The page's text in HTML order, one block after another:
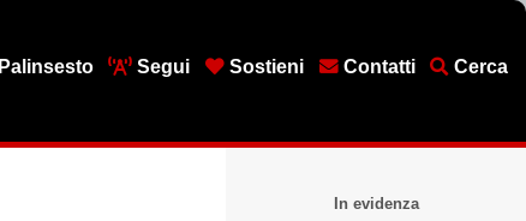
Palinsesto Segui Sostieni Contatti Cerca
In evidenza